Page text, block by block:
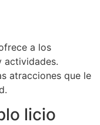
a los
actividades.
atracciones que le
licio